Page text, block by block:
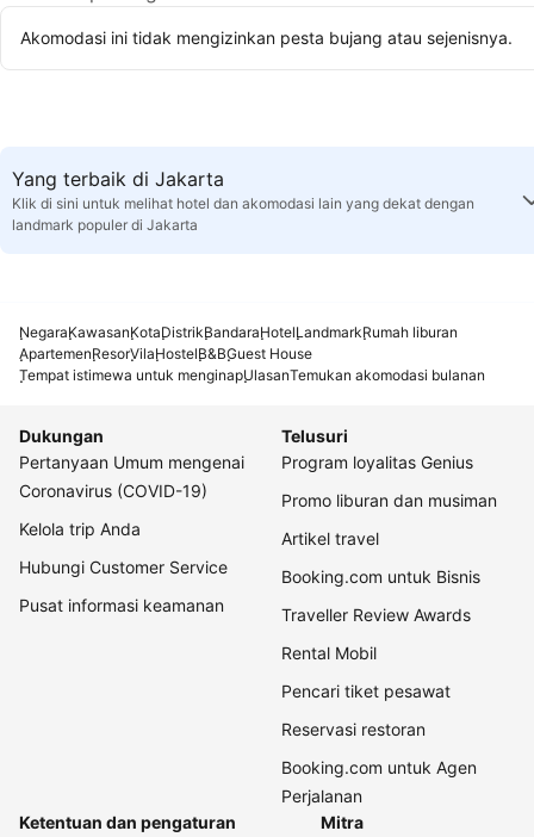
Akomodasi ini tidak mengizinkan pesta bujang atau sejenisnya.
Yang terbaik di Jakarta
Klik di sini untuk melihat hotel dan akomodasi lain yang dekat dengan
landmark populer di Jakarta
NegaraKawasanKotaDistrikBandaraHotelLandmarkRumah liburan
ApartemenResorVilaHostelB&BGuest House
Tempat istimewa untuk menginapUlasanTemukan akomodasi bulanan
Dukungan
Pertanyaan Umum mengenai
Coronavirus (COVID-19)
Kelola trip Anda
Hubungi Customer Service
Pusat informasi keamanan
Telusuri
Program loyalitas Genius
Promo liburan dan musiman
Artikel travel
Booking.com untuk Bisnis
Traveller Review Awards
Rental Mobil
Pencari tiket pesawat
Reservasi restoran
Booking.com untuk Agen
Perjalanan
Ketentuan dan pengaturan
Mitra